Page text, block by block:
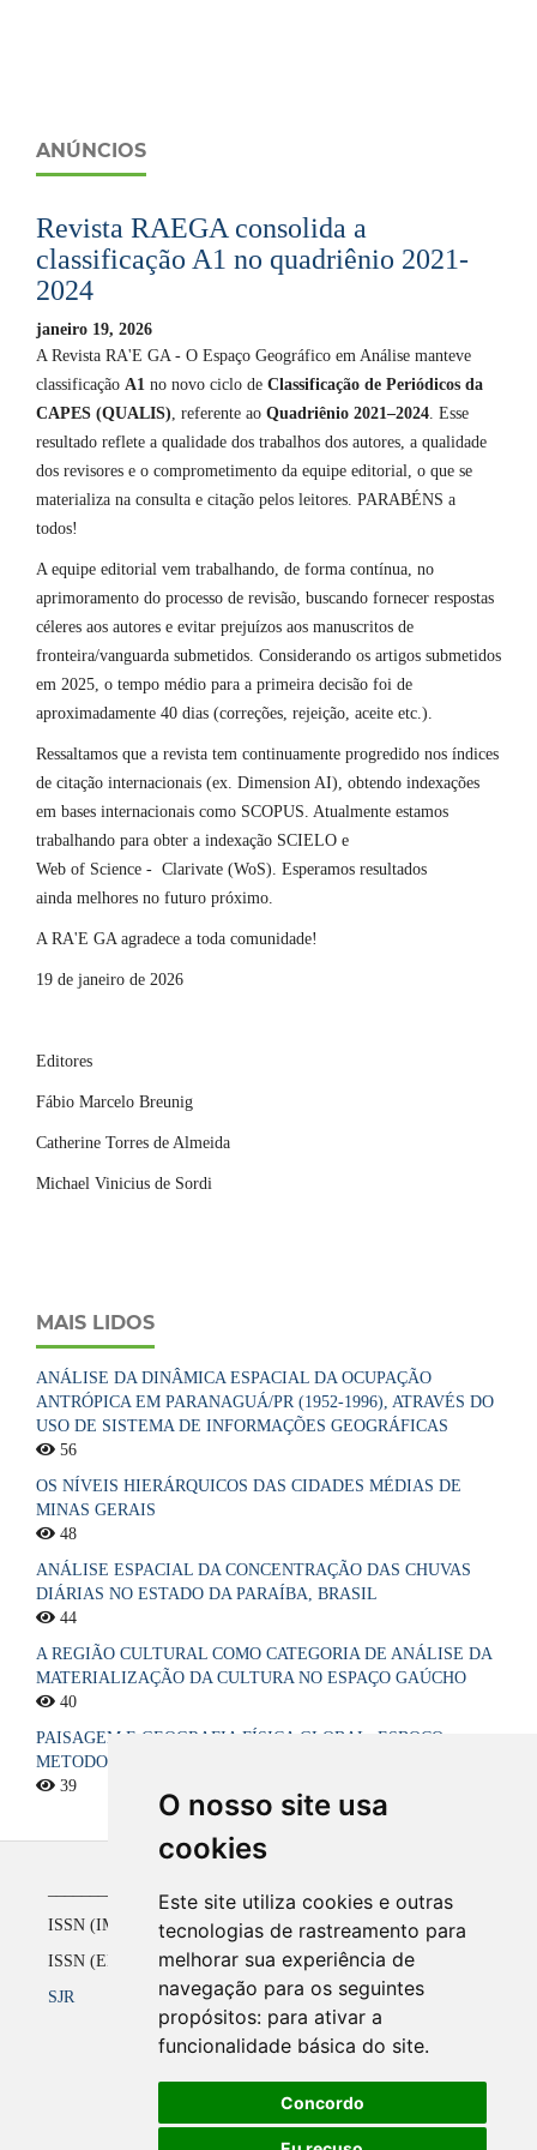
O nosso site usa
cookies
Este site utiliza cookies e outras
tecnologias de rastreamento para
melhorar sua experiência de
navegação para os seguintes
propósitos: para ativar a
funcionalidade básica do site.
Concordo
ANÚNCIOS
Revista RAEGA consolida a
classificação A1 no quadriênio 2021-
2024
janeiro 19, 2026
A Revista RA'E GA - O Espaço Geográfico em Análise manteve
classificação A1 no novo ciclo de Classificação de Periódicos da
CAPES (QUALIS) , referente ao Quadriênio 2021–2024 . Esse
resultado reflete a qualidade dos trabalhos dos autores, a qualidade
dos revisores e o comprometimento da equipe editorial, o que se
materializa na consulta e citação pelos leitores. PARABÉNS a
todos!
A equipe editorial vem trabalhando, de forma contínua, no
aprimoramento do processo de revisão, buscando fornecer respostas
céleres aos autores e evitar prejuízos aos manuscritos de
fronteira/vanguarda submetidos. Considerando os artigos submetidos
em 2025, o tempo médio para a primeira decisão foi de
aproximadamente 40 dias (correções, rejeição, aceite etc.).
Ressaltamos que a revista tem continuamente progredido nos índices
de citação internacionais (ex. Dimension AI), obtendo indexações
em bases internacionais como SCOPUS. Atualmente estamos
trabalhando para obter a indexação SCIELO e
Web of Science - Clarivate (WoS). Esperamos resultados
ainda melhores no futuro próximo.
A RA'E GA agradece a toda comunidade!
19 de janeiro de 2026
Editores
Fábio Marcelo Breunig
Catherine Torres de Almeida
Michael Vinicius de Sordi
MAIS LIDOS
ANÁLISE DA DINÂMICA ESPACIAL DA OCUPAÇÃO
ANTRÓPICA EM PARANAGUÁ/PR (1952-1996), ATRAVÉS DO
USO DE SISTEMA DE INFORMAÇÕES GEOGRÁFICAS
56
OS NÍVEIS HIERÁRQUICOS DAS CIDADES MÉDIAS DE
MINAS GERAIS
48
ANÁLISE ESPACIAL DA CONCENTRAÇÃO DAS CHUVAS
DIÁRIAS NO ESTADO DA PARAÍBA, BRASIL
44
A REGIÃO CULTURAL COMO CATEGORIA DE ANÁLISE DA
MATERIALIZAÇÃO DA CULTURA NO ESPAÇO GAÚCHO
40
PAISAGEM E GEOGRAFIA FÍSICA GLOBAL. ESBOÇO
METODOLÓGICO
39
ISSN (IMPRESSO) 1516-4136 até 2008
ISSN (ELETRÔNICO) 2177-2738 a partir de 2009
SJR